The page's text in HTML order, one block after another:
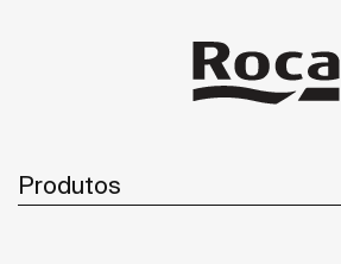
Produtos